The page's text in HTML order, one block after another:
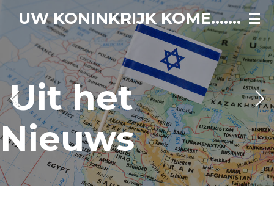
de
hoofdinhoud
UW KONINKRIJK KOME.......
Uit het
Nieuws